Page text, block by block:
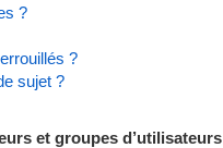
?
?
sujet ?
et groupes d’utilisateurs